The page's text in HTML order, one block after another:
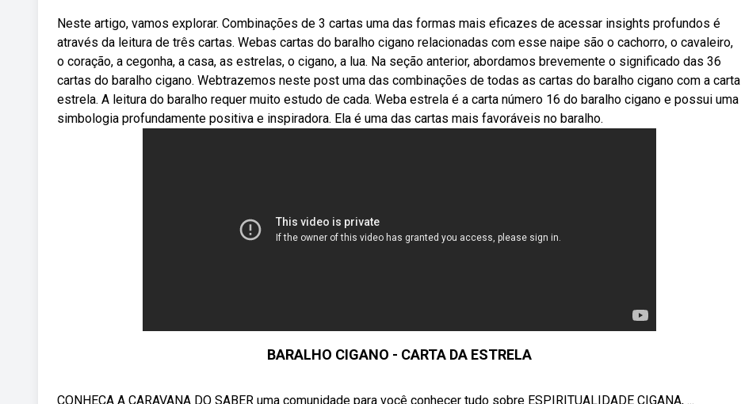
Neste artigo, vamos explorar. Combinações de 3 cartas uma das formas mais eficazes de acessar insights profundos é
através da leitura de três cartas. Webas cartas do baralho cigano relacionadas com esse naipe são o cachorro, o cavaleiro,
o coração, a cegonha, a casa, as estrelas, o cigano, a lua. Na seção anterior, abordamos brevemente o significado das 36
cartas do baralho cigano. Webtrazemos neste post uma das combinações de todas as cartas do baralho cigano com a carta
estrela. A leitura do baralho requer muito estudo de cada. Weba estrela é a carta número 16 do baralho cigano e possui uma
simbologia profundamente positiva e inspiradora. Ela é uma das cartas mais favoráveis no baralho.
BARALHO CIGANO - CARTA DA ESTRELA
CONHEÇA A CARAVANA DO SABER uma comunidade para você conhecer tudo sobre ESPIRITUALIDADE CIGANA, ...